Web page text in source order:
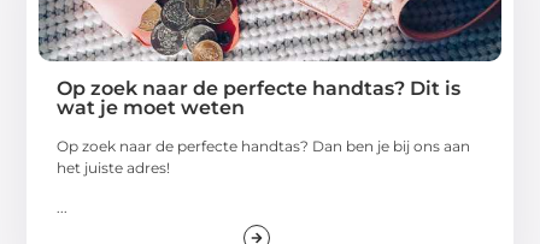
Op zoek naar de perfecte handtas? Dit is
wat je moet weten
Op zoek naar de perfecte handtas? Dan ben je bij ons aan
het juiste adres!